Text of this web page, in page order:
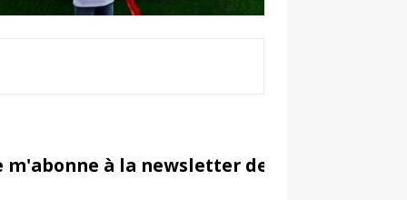
m'abonne à la newsletter de